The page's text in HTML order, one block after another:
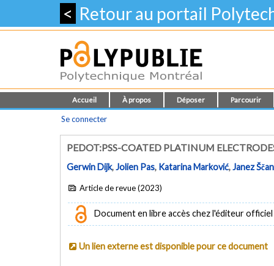
< Retour au portail
Accueil À propos Déposer Parcourir
Se connecter
PEDOT:PSS-COATED PLATINUM
Gerwin Dijk,Jolien Pas, Katarina Marković,Janez
Article de revue (2023)
Document en libre accès chez l'éditeur officiel
Un lien externe est disponible pour ce document